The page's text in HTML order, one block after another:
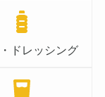
ドレッシング